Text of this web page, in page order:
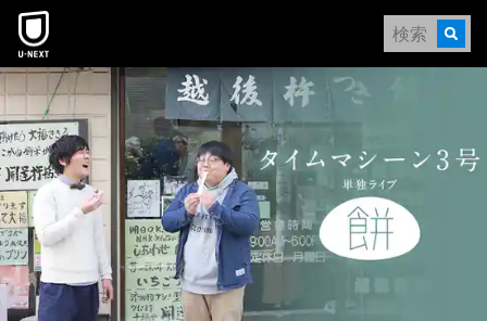
本文へスキップ